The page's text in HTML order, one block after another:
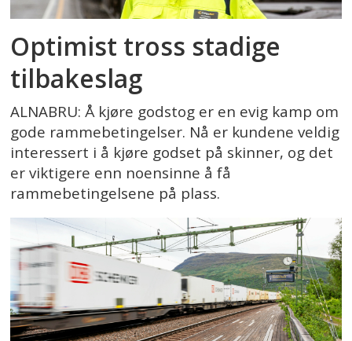
Optimist tross stadige
tilbakeslag
ALNABRU: Å kjøre godstog er en evig kamp om
gode rammebetingelser. Nå er kundene veldig
interessert i å kjøre godset på skinner, og det
er viktigere enn noensinne å få
rammebetingelsene på plass.